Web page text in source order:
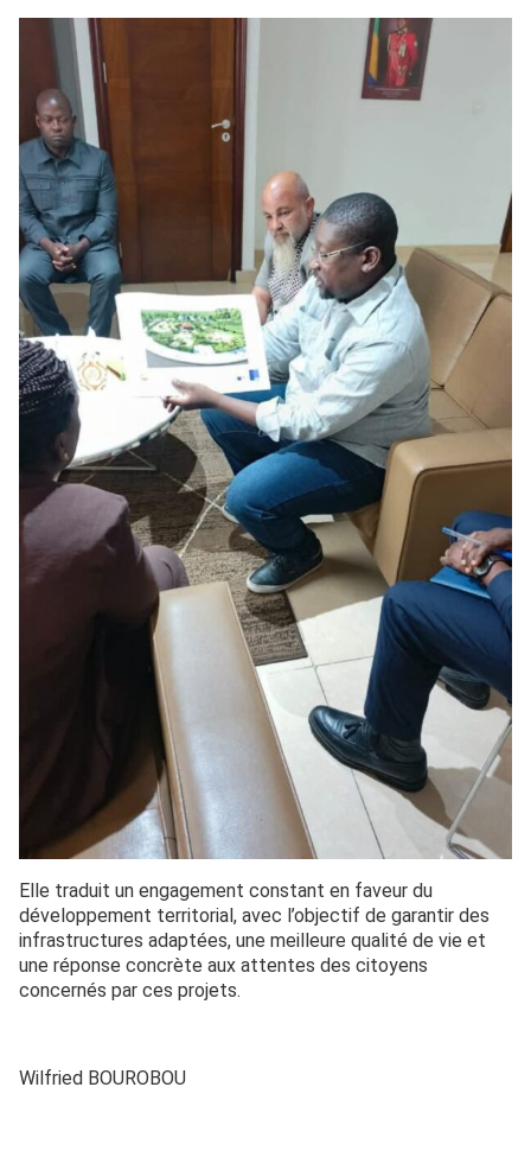
Elle traduit un engagement constant en faveur du
développement territorial, avec l’objectif de garantir des
infrastructures adaptées, une meilleure qualité de vie et
une réponse concrète aux attentes des citoyens
concernés par ces projets.
Wilfried BOUROBOU